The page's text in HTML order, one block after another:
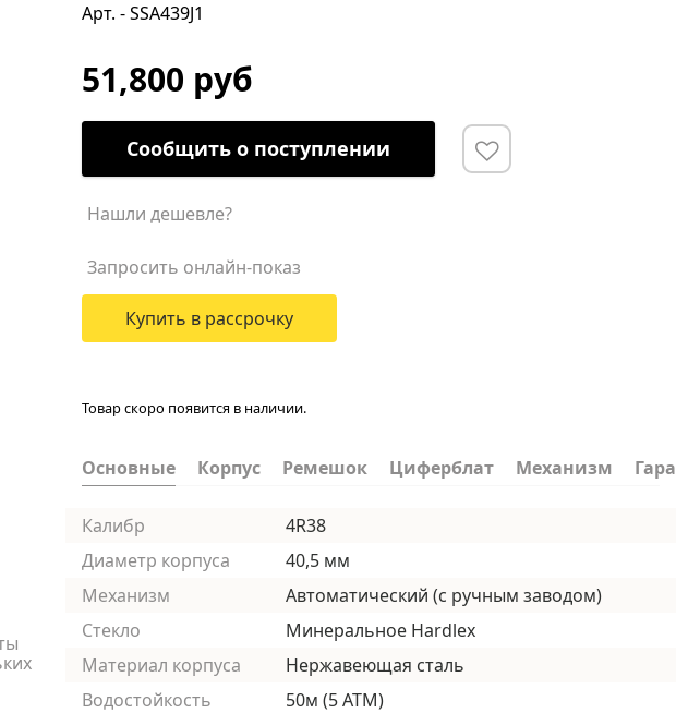
Арт. - SSA439J1
51,800 руб
Сообщить о поступлении
Нашли дешевле?
Запросить онлайн-показ
Купить в рассрочку
Товар скоро появится в наличии.
Основные Корпус Ремешок Циферблат Механизм
Калибр
4R38
Диаметр корпуса
40,5 мм
Механизм
Автоматический (с ручным заводом)
Стекло
Минеральное Hardlex
Материал корпуса
Нержавеющая сталь
Водостойкость
50м (5 АТМ)